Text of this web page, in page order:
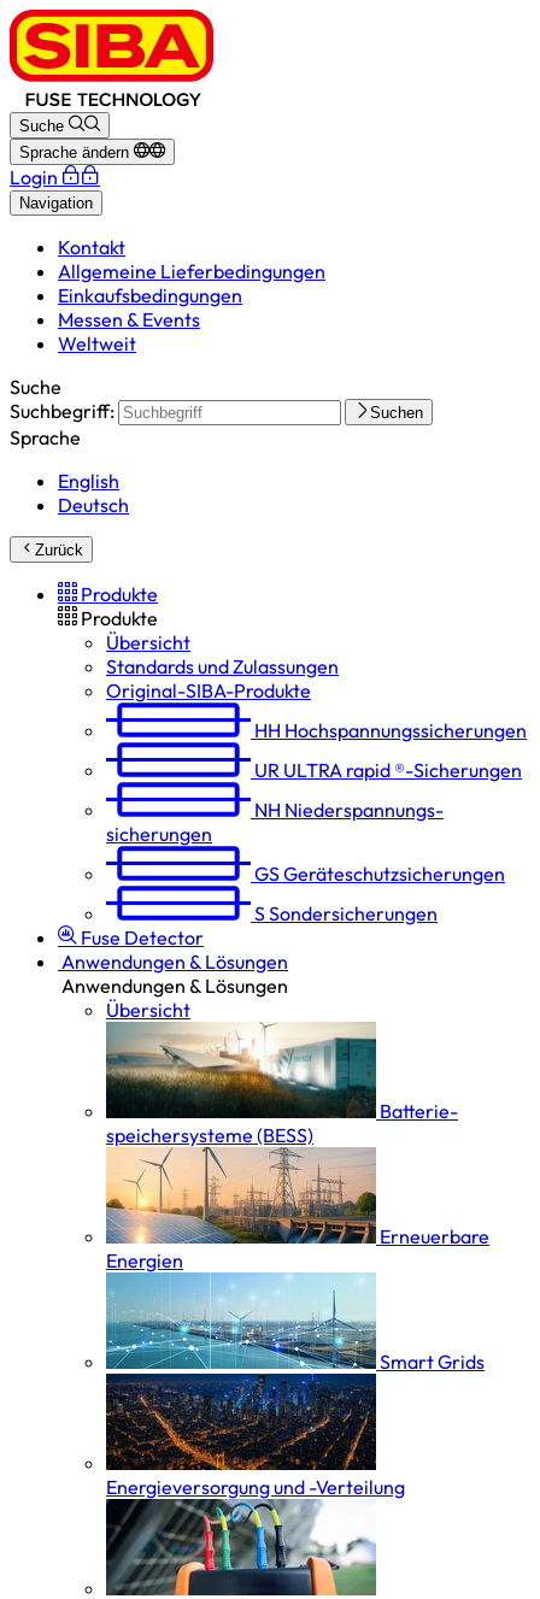
Suche
Sprache ändern
Login
Navigation
Kontakt
Allgemeine Lieferbedingungen
Einkaufsbedingungen
Messen & Events
Weltweit
Suche
Suchbegriff:
Suchen
Sprache
English
Deutsch
Zurück
Produkte
Produkte
Übersicht
Standards und Zulassungen
Original-SIBA-Produkte
HH Hochspannungs­sicherungen
UR ULTRA rapid ®-Sicherungen
NH Niederspannungs­
sicherungen
GSGeräteschutz­sicherungen
SSondersicherungen
Fuse Detector
Anwendungen & Lösungen
Anwendungen & Lösungen
Übersicht
Batterie­
speicher­systeme (BESS)
Erneuerbare
Energien
Smart Grids
Energieversorgung und -Verteilung